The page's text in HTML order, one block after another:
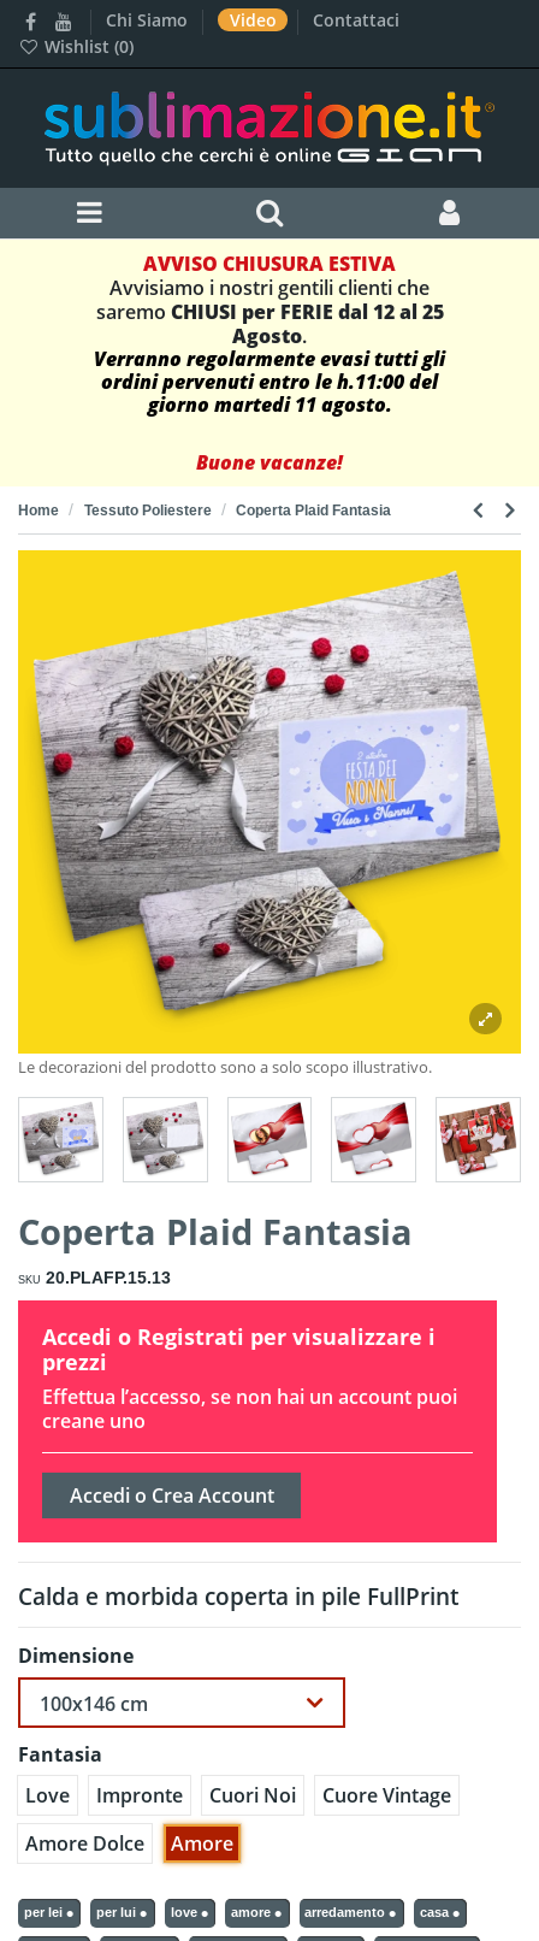
Chi Siamo Video
Contattaci
Wishlist (0)
AVVISO CHIUSURA ESTIVA
Avvisiamo i nostri gentili clienti che
saremo CHIUSI per FERIE dal 12 al 25
Agosto.
Verranno regolarmente evasi tutti gli
ordini pervenuti entro le h.11:00 del
giorno martedi 11 agosto.
Buone vacanze!
Home Tessuto Poliestere Coperta Plaid Fantasia
Coperta Plaid Fantasia
SKU 20.PLAFP.15.13
Accedi o Registrati per visualizzare i
prezzi
Effettua l’accesso, se non hai un account puoi
creane uno
Accedi o Crea Account
Calda e morbida coperta in pile FullPrint
Dimensione
Fantasia
Love
Impronte Cuori Noi
Cuore Vintage
Amore Dolce
Amore
per lei per lui love amore arredamento casa